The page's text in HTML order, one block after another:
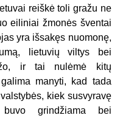
reiškė toli gražu ne
eiliniai žmonės šventai
yra išsakęs nuomonę,
lietuvių viltys bei
ir tai nulėmė kitų
manyti, kad tada
kiek susvyravę
grindžiama bei